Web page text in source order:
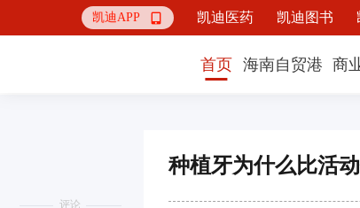
凯迪APP  凯迪医药 凯迪图书
首页 海南自贸港 商
评论
种植牙为什么比活